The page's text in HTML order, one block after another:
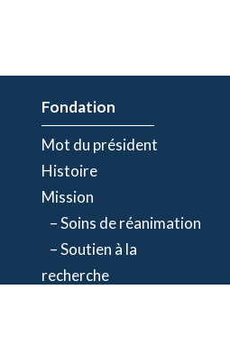
Fondation
Mot du président
Histoire
Mission
– Soins de réanimation
– Soutien à la
recherche